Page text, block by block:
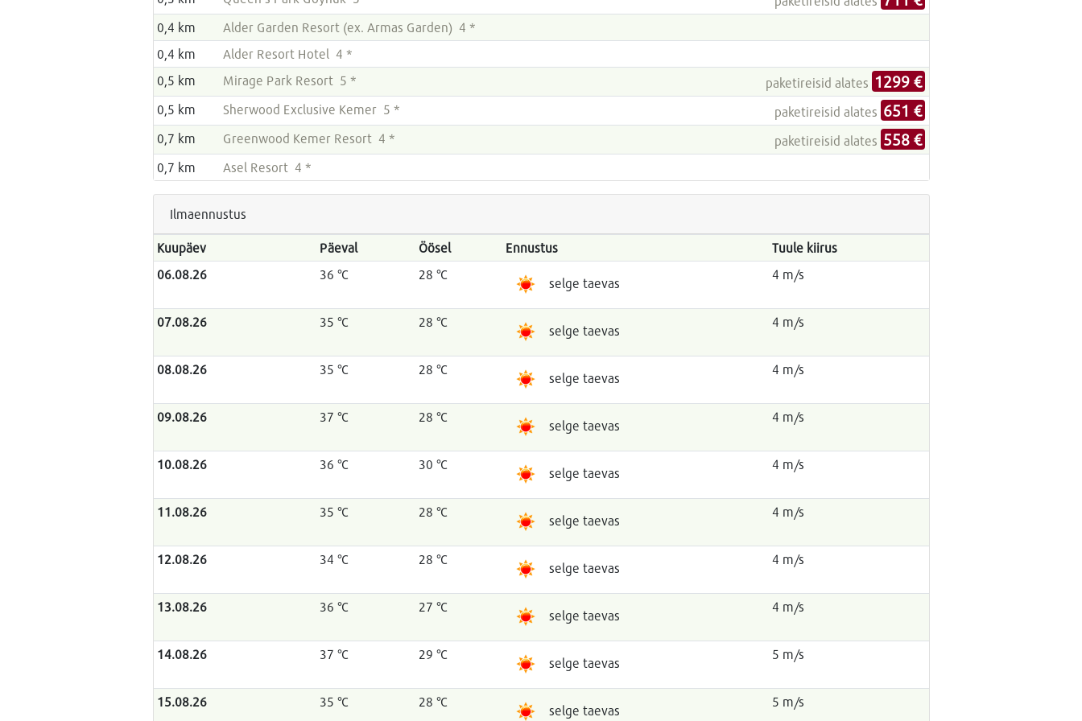
0,4 km
Alder Garden Resort (ex. Armas Garden) 4 *
0,4 km
Alder Resort Hotel 4 *
0,5 km
Mirage Park Resort 5 * paketireisid alates 1299 €
0,5 km Sherwood Exclusive Kemer 5 * paketireisid alates 651 €
0,7 km Greenwood Kemer Resort 4 * paketireisid alates 558 €
0,7 km Asel Resort 4 *
Ilmaennustus
Kuupäev Päeval Öösel Ennustus
Tuule kiirus
06.08.26
36 °C 28 °C
selge taevas
4 m/s
07.08.26 35 °C 28 °C
selge taevas
4 m/s
08.08.26 35 °C 28 °C
selge taevas
4 m/s
09.08.26 37 °C 28 °C
selge taevas
4 m/s
10.08.26 36 °C 30 °C
selge taevas
4 m/s
11.08.26 35 °C 28 °C
selge taevas
4 m/s
12.08.26 34 °C 28 °C
selge taevas
4 m/s
13.08.26 36 °C 27 °C
selge taevas
4 m/s
14.08.26 37 °C 29 °C
selge taevas
5 m/s
15.08.26 35 °C 28 °C
selge taevas
5 m/s